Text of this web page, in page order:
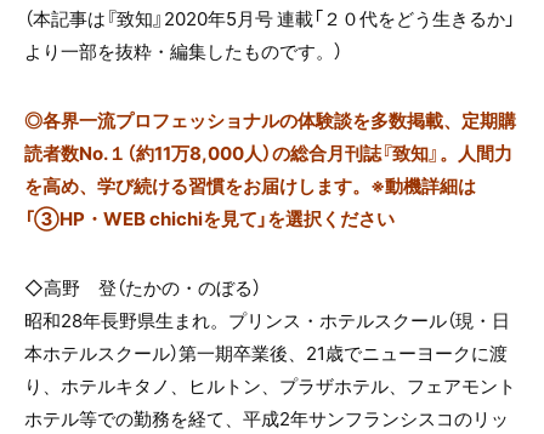
（本記事は『致知』2020年5月号 連載「２０代をどう生きるか」
より一部を抜粋・編集したものです。）
◎各界一流プロフェッショナルの体験談を多数掲載、定期購
読者数No.１（約11万8,000人）の総合月刊誌『致知』。人間力
を高め、学び続ける習慣をお届けします。※動機詳細は
「③HP・WEB chichiを見て」を選択ください
◇高野 登（たかの・のぼる）
昭和28年長野県生まれ。プリンス・ホテルスクール（現・日
本ホテルスクール）第一期卒業後、21歳でニューヨークに渡
り、ホテルキタノ、ヒルトン、プラザホテル、フェアモント
ホテル等での勤務を経て、平成2年サンフランシスコのリッ